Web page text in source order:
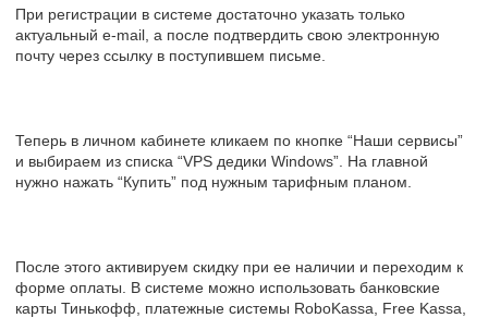
При регистрации в системе достаточно указать только
актуальный e-mail, а после подтвердить свою электронную
почту через ссылку в поступившем письме.
Теперь в личном кабинете кликаем по кнопке “Наши сервисы”
и выбираем из списка “VPS дедики Windows”. На главной
нужно нажать “Купить” под нужным тарифным планом.
После этого активируем скидку при ее наличии и переходим к
форме оплаты. В системе можно использовать банковские
карты Тинькофф, платежные системы RoboKassa, Free Kassa,